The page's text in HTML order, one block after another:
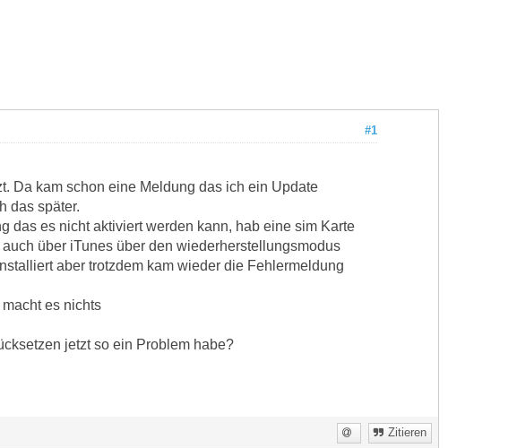
#1
Da kam schon eine Meldung das ich ein Update
das später.
das es nicht aktiviert werden kann, hab eine sim Karte
über iTunes über den wiederherstellungsmodus
aber trotzdem kam wieder die Fehlermeldung
es nichts
jetzt so ein Problem habe?
Zitieren